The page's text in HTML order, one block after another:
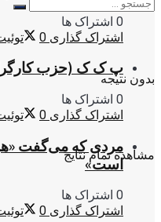
بدون نتیجه
مشاهده تمام نتایج
0 اشتراک ها
اشتراک گذاری 0
پ ک ک (حزب
0 اشتراک ها
اشتراک گذاری 0
مردی که می‌گفت
است»
0 اشتراک ها
اشتراک گذاری 0